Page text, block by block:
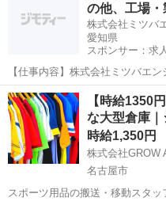
の他、工場
株式会社ミツバ
愛知県
スポンサー：求
【仕事内容】株式会社ミツバエ
生産や物流の流れをつくるコン
スまでオーダーメイド対応! 給与
ょう。 勤務地 愛知県春日井市細
正社員 / アルバイト・パート
【時給1350
な大型倉庫
時給1,350円
株式会社GROW
名古屋市
スポーツ用品の搬送・移動スタッフ！ 【具体的には】 ・スポー